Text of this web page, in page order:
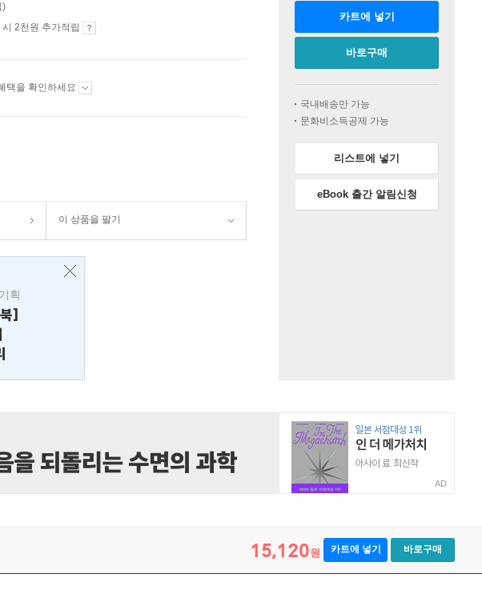
)
2천원 추가적립
택을 확인하세요
이 상품을 팔기
획
]
카트에 넣기
바로구매
국내배송만 가능
문화비소득공제 가능
리스트에 넣기
eBook 출간 알림신청
AD
15,120원 카트에 넣기 바로구매